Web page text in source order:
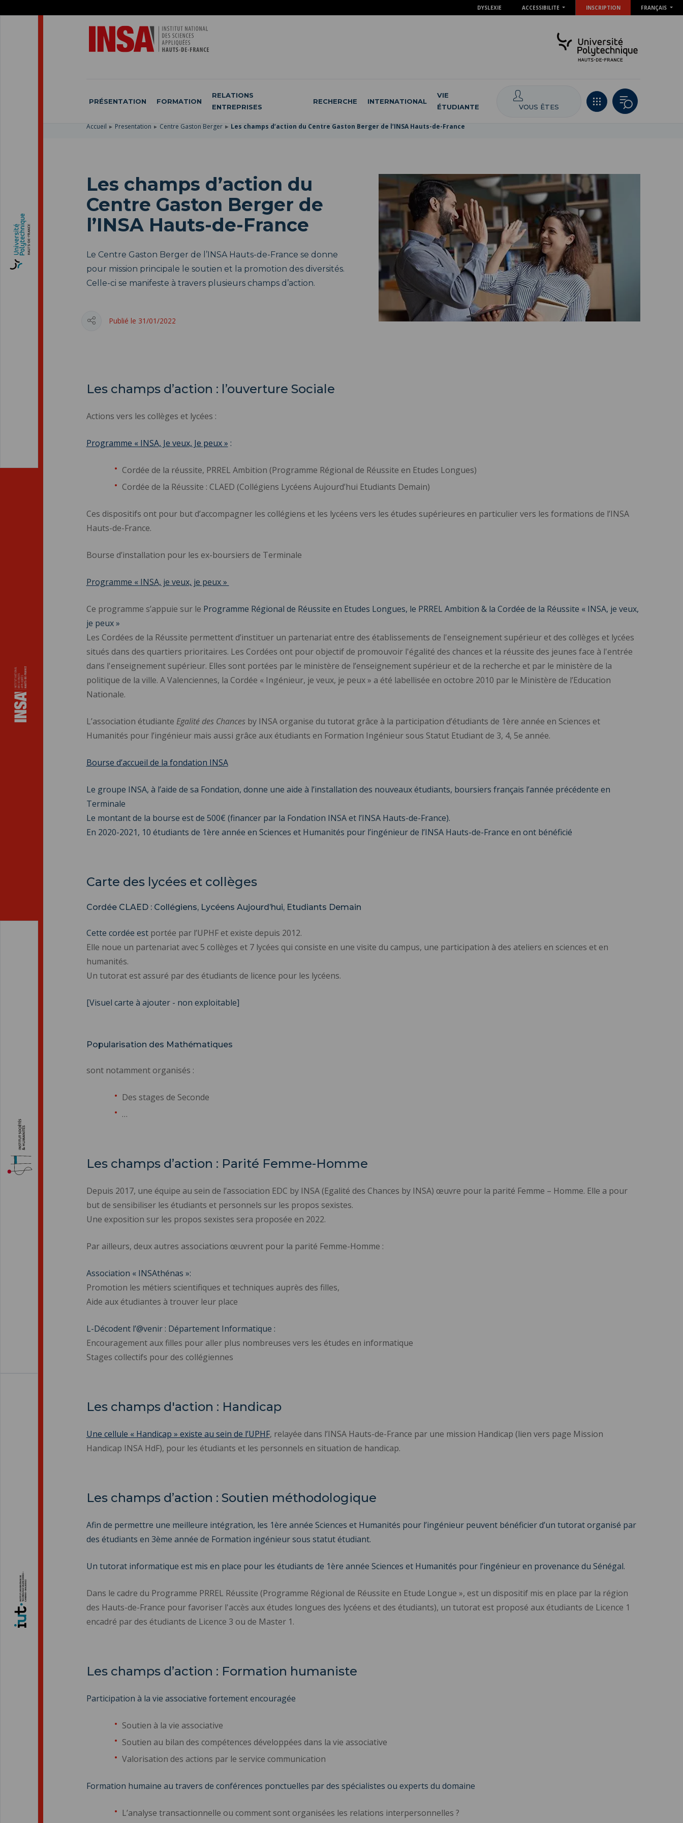
DYSLEXIE ACCESSIBILITE INSCRIPTION FRANÇAIS
PRÉSENTATION FORMATION
RELATIONS
ENTREPRISES
RECHERCHE INTERNATIONAL
VIE
ÉTUDIANTE
VOUS ÊTES
Accueil Presentation Centre Gaston Berger Les champs d’action du Centre Gaston Berger de l’INSA Hauts-de-France
Les champs d’action du
Centre Gaston Berger de
l’INSA Hauts-de-France
Le Centre Gaston Berger de l’INSA Hauts-de-France se donne
pour mission principale le soutien et la promotion des diversités.
Celle-ci se manifeste à travers plusieurs champs d’action.
Publié le 31/01/2022
Les champs d’action : l’ouverture Sociale
Actions vers les collèges et lycées :
Programme « INSA, Je veux, Je peux » :
Cordée de la réussite, PRREL Ambition (Programme Régional de Réussite en Etudes Longues)
Cordée de la Réussite : CLAED (Collégiens Lycéens Aujourd’hui Etudiants Demain)
Ces dispositifs ont pour but d’accompagner les collégiens et les lycéens vers les études supérieures en particulier vers les formations de l’INSA
Hauts-de-France.
Bourse d’installation pour les ex-boursiers de Terminale
Programme « INSA, je veux, je peux »
Ce programme s’appuie sur le Programme Régional de Réussite en Etudes Longues, le PRREL Ambition & la Cordée de la Réussite « INSA, je veux,
je peux »
Les Cordées de la Réussite permettent d’instituer un partenariat entre des établissements de l'enseignement supérieur et des collèges et lycées
situés dans des quartiers prioritaires. Les Cordées ont pour objectif de promouvoir l'égalité des chances et la réussite des jeunes face à l'entrée
dans l'enseignement supérieur. Elles sont portées par le ministère de l’enseignement supérieur et de la recherche et par le ministère de la
politique de la ville. A Valenciennes, la Cordée « Ingénieur, je veux, je peux » a été labellisée en octobre 2010 par le Ministère de l’Education
Nationale.
L’association étudiante Egalité des Chances by INSA organise du tutorat grâce à la participation d’étudiants de 1ère année en Sciences et
Humanités pour l’ingénieur mais aussi grâce aux étudiants en Formation Ingénieur sous Statut Etudiant de 3, 4, 5e année.
Bourse d’accueil de la fondation INSA
Le groupe INSA, à l’aide de sa Fondation, donne une aide à l’installation des nouveaux étudiants, boursiers français l’année précédente en
Terminale
Le montant de la bourse est de 500€ (financer par la Fondation INSA et l’INSA Hauts-de-France).
En 2020-2021, 10 étudiants de 1ère année en Sciences et Humanités pour l’ingénieur de l’INSA Hauts-de-France en ont bénéficié
Carte des lycées et collèges
Cordée CLAED : Collégiens, Lycéens Aujourd’hui, Etudiants Demain
Cette cordée estportée par l’UPHF et existe depuis 2012.
Elle noue un partenariat avec 5 collèges et 7 lycées qui consiste en une visite du campus, une participation à des ateliers en sciences et en
humanités.
Un tutorat est assuré par des étudiants de licence pour les lycéens.
[Visuel carte à ajouter - non exploitable]
Popularisation des Mathématiques
sont notamment organisés :
Des stages de Seconde
…
Les champs d’action : Parité Femme-Homme
Depuis 2017, une équipe au sein de l’association EDC by INSA (Egalité des Chances by INSA) œuvre pour la parité Femme – Homme. Elle a pour
but de sensibiliser les étudiants et personnels sur les propos sexistes.
Une exposition sur les propos sexistes sera proposée en 2022.
Par ailleurs, deux autres associations œuvrent pour la parité Femme-Homme :
Association « INSAthénas »:
Promotion les métiers scientifiques et techniques auprès des filles,
Aide aux étudiantes à trouver leur place
L-Décodent l’@venir : Département Informatique :
Encouragement aux filles pour aller plus nombreuses vers les études en informatique
Stages collectifs pour des collégiennes
Les champs d'action : Handicap
Une cellule « Handicap » existe au sein de l’UPHF, relayée dans l’INSA Hauts-de-France par une mission Handicap (lien vers page Mission
Handicap INSA HdF), pour les étudiants et les personnels en situation de handicap.
Les champs d’action : Soutien méthodologique
Afin de permettre une meilleure intégration, les 1ère année Sciences et Humanités pour l’ingénieur peuvent bénéficier d’un tutorat organisé par
des étudiants en 3ème année de Formation ingénieur sous statut étudiant.
Un tutorat informatique est mis en place pour les étudiants de 1ère année Sciences et Humanités pour l’ingénieur en provenance du Sénégal.
Dans le cadre du Programme PRREL Réussite (Programme Régional de Réussite en Etude Longue », est un dispositif mis en place par la région
des Hauts-de-France pour favoriser l'accès aux études longues des lycéens et des étudiants), un tutorat est proposé aux étudiants de Licence 1
encadré par des étudiants de Licence 3 ou de Master 1.
Les champs d’action : Formation humaniste
Participation à la vie associative fortement encouragée
Soutien à la vie associative
Soutien au bilan des compétences développées dans la vie associative
Valorisation des actions par le service communication
Formation humaine au travers de conférences ponctuelles par des spécialistes ou experts du domaine
L’analyse transactionnelle ou comment sont organisées les relations interpersonnelles ?